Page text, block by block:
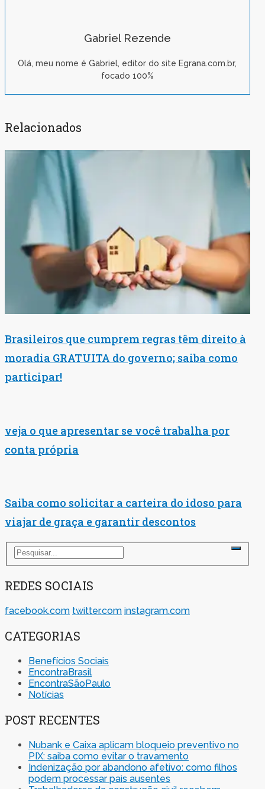
Gabriel Rezende
Olá, meu nome é Gabriel, editor do site Egrana.com.br,
focado 100%
Relacionados
Brasileiros que cumprem regras têm direito à
moradia GRATUITA do governo; saiba como
participar!
veja o que apresentar se você trabalha por
conta própria
Saiba como solicitar a carteira do idoso para
viajar de graça e garantir descontos
REDES SOCIAIS
facebook.com twitter.com instagram.com
CATEGORIAS
Benefícios Sociais
EncontraBrasil
EncontraSãoPaulo
Notícias
POST RECENTES
Nubank e Caixa aplicam bloqueio preventivo no
PIX: saiba como evitar o travamento
Indenização por abandono afetivo: como filhos
podem processar pais ausentes